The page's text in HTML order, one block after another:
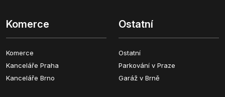
Komerce
Komerce
Kanceláře Praha
Kanceláře Brno
Ostatní
Ostatní
Parkování v Praze
Garáž v Brně